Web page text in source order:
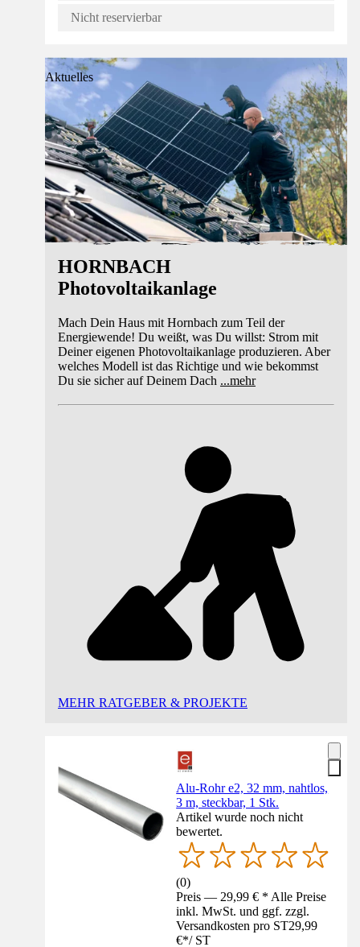
Nicht reservierbar
Aktuelles
HORNBACH
Photovoltaikanlage
Mach Dein Haus mit Hornbach zum Teil der
Energiewende! Du weißt, was Du willst: Strom mit
Deiner eigenen Photovoltaikanlage produzieren. Aber
welches Modell ist das Richtige und wie bekommst
Du sie sicher auf Deinem Dach ...mehr
MEHR RATGEBER & PROJEKTE
Alu-Rohr e2, 32 mm, nahtlos,
3 m, steckbar, 1 Stk.
Artikel wurde noch nicht
bewertet.
(0)
Preis — 29,99 € * Alle Preise
inkl. MwSt. und ggf. zzgl.
Versandkosten pro ST29,99
€*/ ST